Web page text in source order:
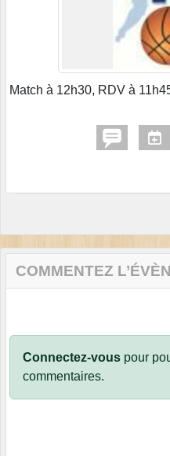
Match à 12h30, RDV à
COMMENTEZ
Connectez-vous pour
commentaires.